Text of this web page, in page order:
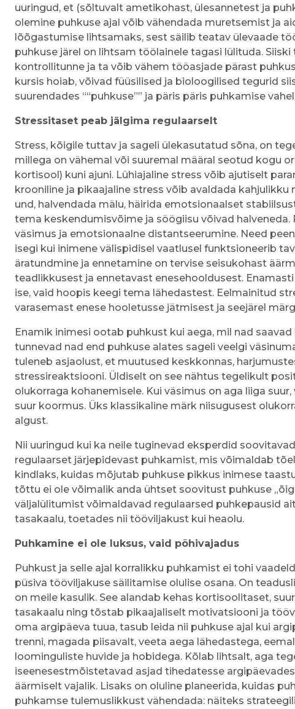
uuringud, et (sõltuvalt ametikohast, ülesannetest ja
olemine puhkuse ajal võib vähendada muretsemist ja
lõõgastumise lihtsamaks, sest säilib teatav ülevaade
puhkuse järel on lihtsam töölainele tagasi lülituda.
kontrollitunne ja ta võib vähem tööasjade pärast
kursis hoiab, võivad füüsilised ja bioloogilised tegurid
suurendades ““puhkuse”” ja päris päris puhkamise
Stressitaset peab jälgima regulaarselt
Stress, kõigile tuttav ja sageli ülekasutatud sõna, on
millega on vähemal või suuremal määral seotud kogu
kortisool) kuni ajuni. Lühiajaline stress võib ajutiselt
krooniline ja pikaajaline stress võib avaldada
und, halvendada mälu, häirida emotsionaalset
tema keskendumisvõime ja söögiisu võivad
väsimus ja emotsionaalne distantseerumine. Need
isegi kui inimene välispidisel vaatlusel funktsioneerib
äratundmine ja ennetamine on tervise seisukohast
teadlikkusest ja ennetavast enesehooldusest.
ise, vaid hoopis keegi tema lähedastest. Eelmainitud
varasemast enese hooletusse jätmisest ja seejärel
Enamik inimesi ootab puhkust kui aega, mil nad
tunnevad nad end puhkuse alates sageli veelgi
tuleneb asjaolust, et muutused keskkonnas,
stressireaktsiooni. Üldiselt on see nähtus tegelikult
olukorraga kohanemisele. Kui väsimus on aga liiga
suur koormus. Üks klassikaline märk niisugusest
algust.
Nii uuringud kui ka neile tuginevad eksperdid
regulaarset järjepidevast puhkamist, mis võimaldab
kindlaks, kuidas mõjutab puhkuse pikkus inimese
tõttu ei ole võimalik anda ühtset soovitust puhkuse
väljalülitumist võimaldavad regulaarsed puhkepausid
tasakaalu, toetades nii tööviljakust kui heaolu.
Puhkamine ei ole luksus, vaid põhivajadus
Puhkust ja selle ajal korralikku puhkamist ei tohi
püsiva tööviljakuse säilitamise olulise osana. On
on meile kasulik. See alandab kehas kortisoolitaset,
tasakaalu ning tõstab pikaajaliselt motivatsiooni ja
oma argipäeva tuua, tasub leida nii puhkuse ajal kui
trenni, magada piisavalt, veeta aega lähedastega,
loominguliste huvide ja hobidega. Kõlab lihtsalt, aga
iseenesestmõistetavad asjad tihedatesse
äärmiselt vajalik. Lisaks on oluline planeerida, kuidas
puhkamse tulemuslikkust vähendada: näiteks